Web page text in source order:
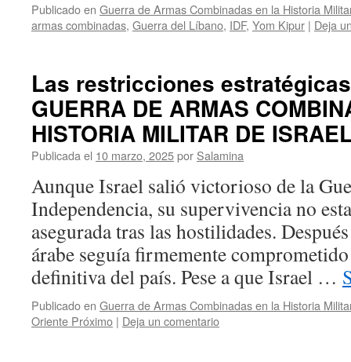
Publicado en Guerra de Armas Combinadas en la Historia
armas combinadas, Guerra del Líbano, IDF, Yom Kipur | Deja
Las restricciones
GUERRA DE ARMAS
HISTORIA MILITAR DE
Publicada el 10 marzo, 2025por Salamina
Aunque Israel salió victorioso de la
Independencia, su supervivencia no
asegurada tras las hostilidades.
árabe seguía firmemente
definitiva del país. Pese a que Israel …
Publicado en Guerra de Armas Combinadas en la Historia
Oriente Próximo | Deja un comentario